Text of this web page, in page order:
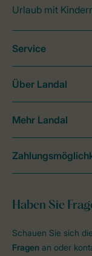
Urlaub mit
Haben Sie
Schauen Sie sich die
Fragen an oder
Service
Über Landal
Mehr Landal